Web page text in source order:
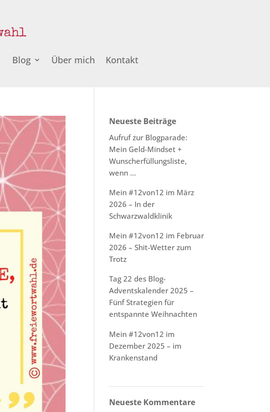
Blog Über mich Kontakt
Neueste Beiträge
Aufruf zur Blogparade:
Mein Geld-Mindset +
Wunscherfüllungsliste,
wenn …
Mein #12von12 im März
2026 – In der
Schwarzwaldklinik
Mein #12von12 im Februar
2026 – Shit-Wetter zum
Trotz
Tag 22 des Blog-
Adventskalender 2025 –
Fünf Strategien für
entspannte Weihnachten
Mein #12von12 im
Dezember 2025 – im
Krankenstand
Neueste Kommentare